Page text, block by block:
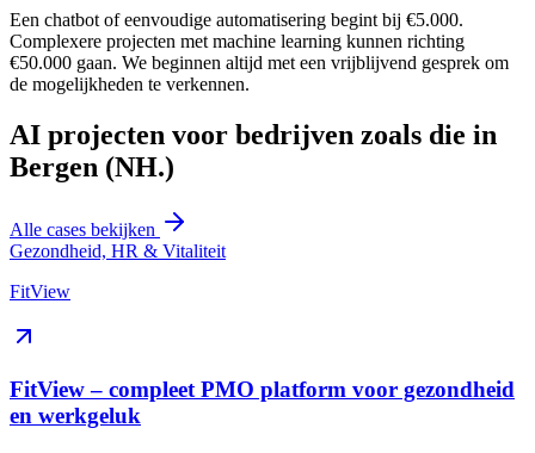
Een chatbot of eenvoudige automatisering begint bij €5.000.
Complexere projecten met machine learning kunnen richting
€50.000 gaan. We beginnen altijd met een vrijblijvend gesprek om
de mogelijkheden te verkennen.
AI projecten voor bedrijven zoals die in
Bergen (NH.)
Alle cases bekijken
Gezondheid, HR & Vitaliteit
FitView
FitView – compleet PMO platform voor gezondheid
en werkgeluk